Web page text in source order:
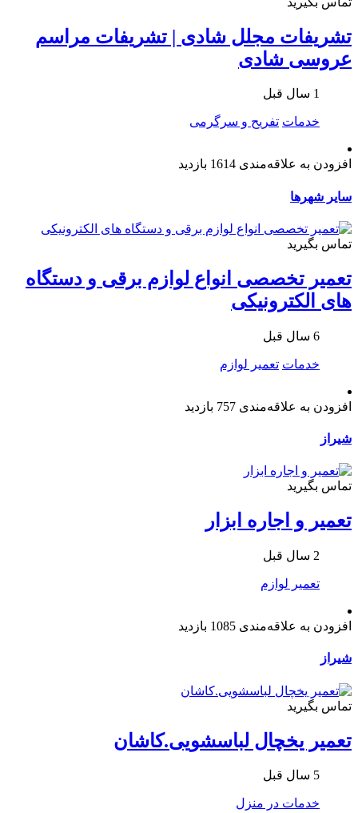
تشریفات مجلل شادی | تشریفات مراسم
عروسی شادی
1 سال قبل
خدمات تفریح و سرگرمی
افزودن به علاقه‌مندی 1614 بازدید
سایر شهرها
تماس بگیرید
تعمیر تخصصی انواع لوازم برقی و دستگاه
های الکترونیکی
6 سال قبل
خدمات تعمیر لوازم
افزودن به علاقه‌مندی 757 بازدید
شیراز
تماس بگیرید
تعمیر و اجاره ابزار
2 سال قبل
تعمیر لوازم
افزودن به علاقه‌مندی 1085 بازدید
شیراز
تماس بگیرید
تعمیر یخچال لباسشویی.کاشان
5 سال قبل
خدمات در منزل